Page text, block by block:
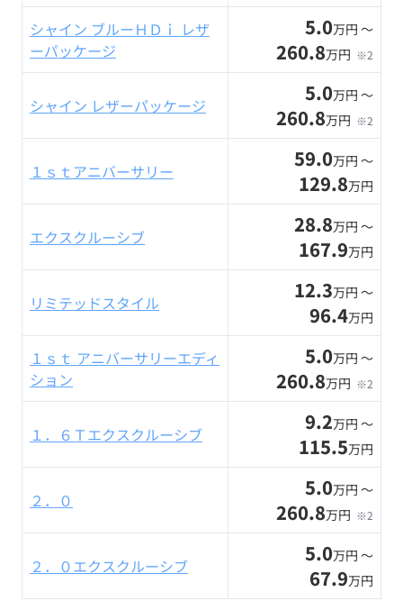
シャイン ブルーＨＤｉ レザ
ーパッケージ
5.0万円 〜
260.8万円 ※2
シャイン レザーパッケージ 5.0万円 〜
260.8万円 ※2
１ｓｔアニバーサリー 59.0万円 〜
129.8万円
エクスクルーシブ 28.8万円 〜
167.9万円
リミテッドスタイル 12.3万円 〜
96.4万円
１ｓｔ アニバーサリーエディ
ション
5.0万円 〜
260.8万円 ※2
１．６Ｔエクスクルーシブ 9.2万円 〜
115.5万円
２．０ 5.0万円 〜
260.8万円 ※2
２．０エクスクルーシブ 5.0万円 〜
67.9万円